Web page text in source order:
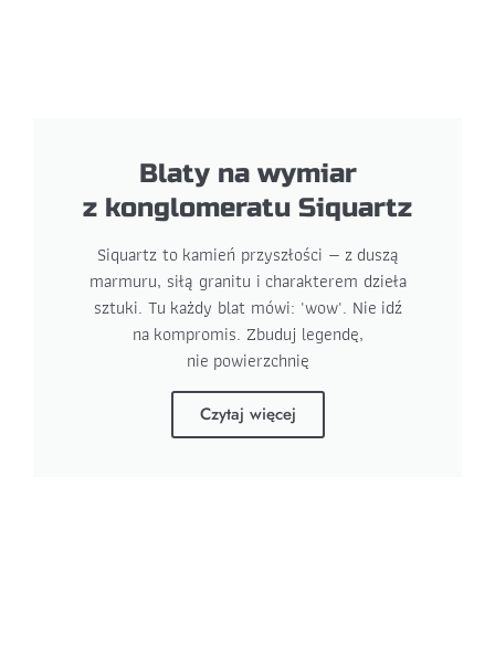
Blaty na wymiar
z konglomeratu Siquartz
Siquartz to kamień przyszłości — z duszą
marmuru, siłą granitu i charakterem dzieła
sztuki. Tu każdy blat mówi: 'wow'. Nie idź
na kompromis. Zbuduj legendę,
nie powierzchnię
Czytaj więcej